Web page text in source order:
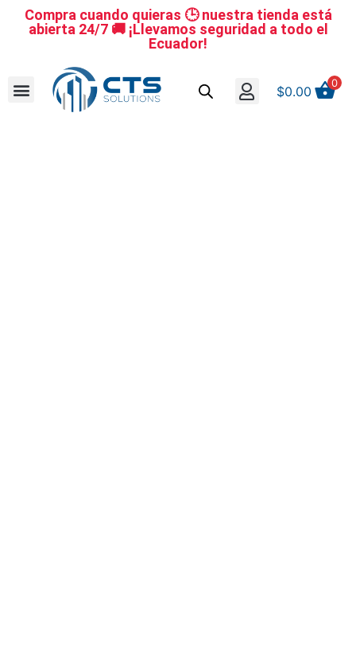
Compra cuando quieras 🕒 nuestra tienda está
abierta 24/7 🚚 ¡Llevamos seguridad a todo el
Ecuador!
$0.00
0